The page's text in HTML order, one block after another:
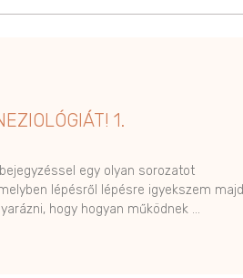
1.
egy olyan sorozatot
lépésről lépésre igyekszem majd
hogy hogyan működnek …